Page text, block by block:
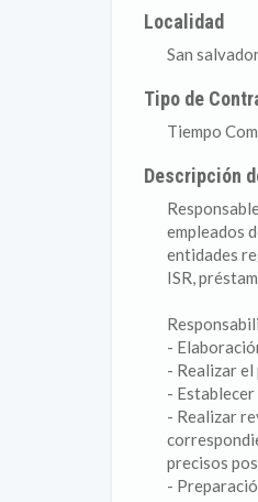
Localidad
San
Tipo de
Tiempo
Descripción
empleados
entidades
ISR,
-
- Realizar
-
- Realizar
precisos
-